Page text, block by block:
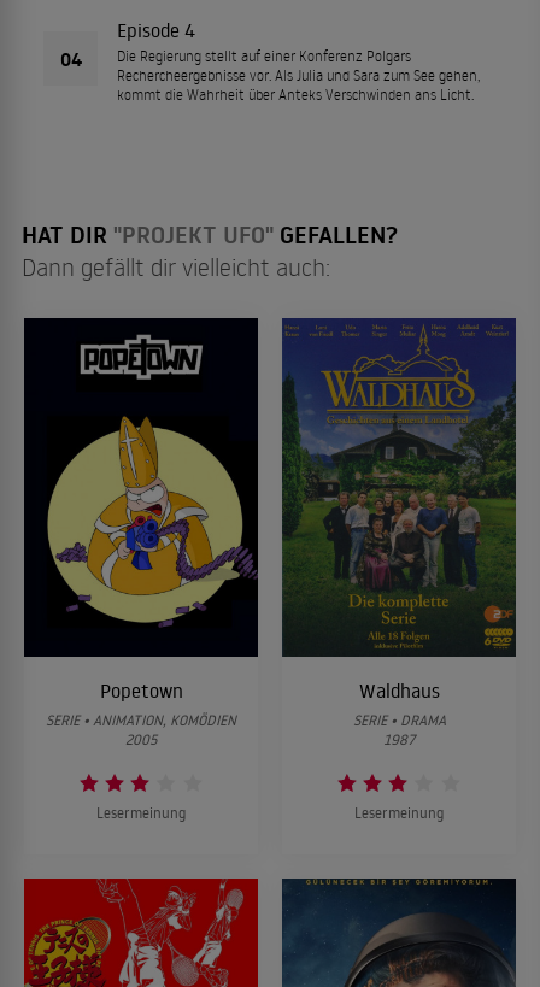
04
Episode 4
Die Regierung stellt auf einer Konferenz Polgars
Rechercheergebnisse vor. Als Julia und Sara zum See gehen,
kommt die Wahrheit über Anteks Verschwinden ans Licht.
HAT DIR "PROJEKT UFO" GEFALLEN?
Dann gefällt dir vielleicht auch:
Popetown
SERIE • ANIMATION, KOMÖDIEN
2005
Lesermeinung
Waldhaus
SERIE • DRAMA
1987
Lesermeinung